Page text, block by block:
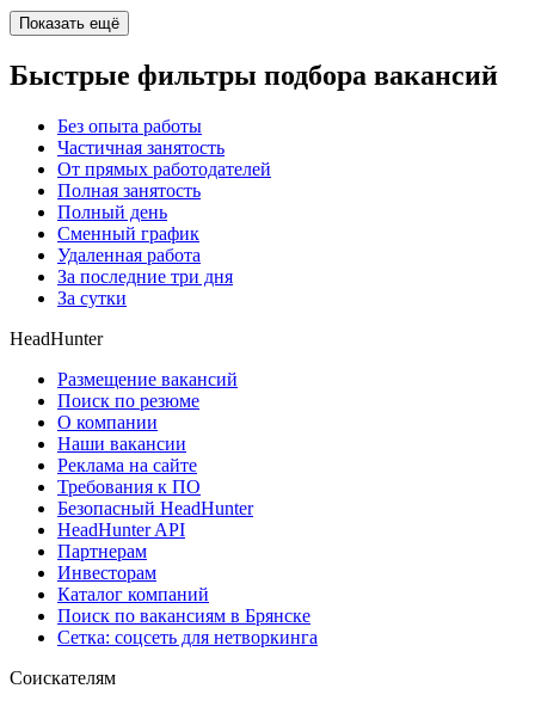
Показать ещё
Быстрые фильтры подбора вакансий
Без опыта работы
Частичная занятость
От прямых работодателей
Полная занятость
Полный день
Сменный график
Удаленная работа
За последние три дня
За сутки
HeadHunter
Размещение вакансий
Поиск по резюме
О компании
Наши вакансии
Реклама на сайте
Требования к ПО
Безопасный HeadHunter
HeadHunter API
Партнерам
Инвесторам
Каталог компаний
Поиск по вакансиям в Брянске
Сетка: соцсеть для нетворкинга
Соискателям